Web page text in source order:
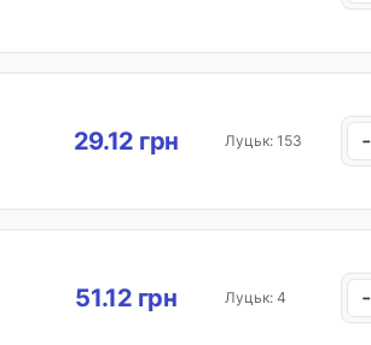
29.12 грн Луцьк: 153 -
51.12 грн Луцьк: 4 -